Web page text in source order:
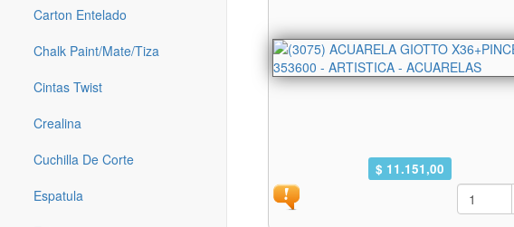
Carton Entelado
Chalk Paint/mate/tiza
Cintas Twist
Crealina
Cuchilla De Corte
Espatula
$ 11.151,00